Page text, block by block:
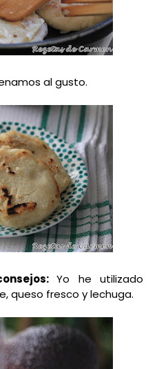
al gusto.
Yo he utilizado
queso fresco y lechuga.